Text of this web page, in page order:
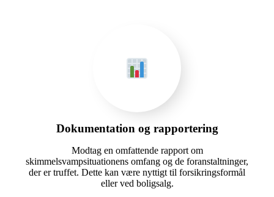
Dokumentation og rapportering
Modtag en omfattende rapport om
skimmelsvampsituationens omfang og de foranstaltninger,
der er truffet. Dette kan være nyttigt til forsikringsformål
eller ved boligsalg.